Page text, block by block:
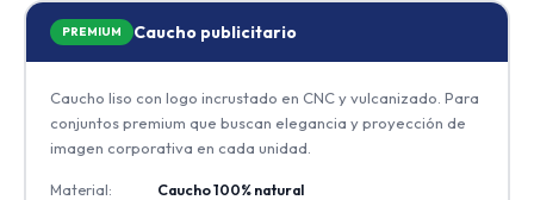
PREMIUM Caucho publicitario
Caucho liso con logo incrustado en CNC y vulcanizado. Para
conjuntos premium que buscan elegancia y proyección de
imagen corporativa en cada unidad.
Material:
Caucho 100% natural